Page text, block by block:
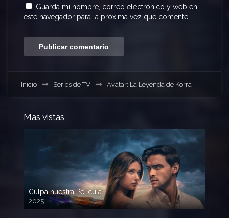
Guarda mi nombre, correo electrónico y web en
este navegador para la próxima vez que comente.
Inicio Series de TV Avatar: La Leyenda de Korra
Mas vistas
Culpa nuestra Pelicula
2025
720p HD